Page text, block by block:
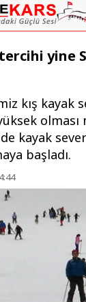
yine
kış kayak
olması
kayak
başladı.